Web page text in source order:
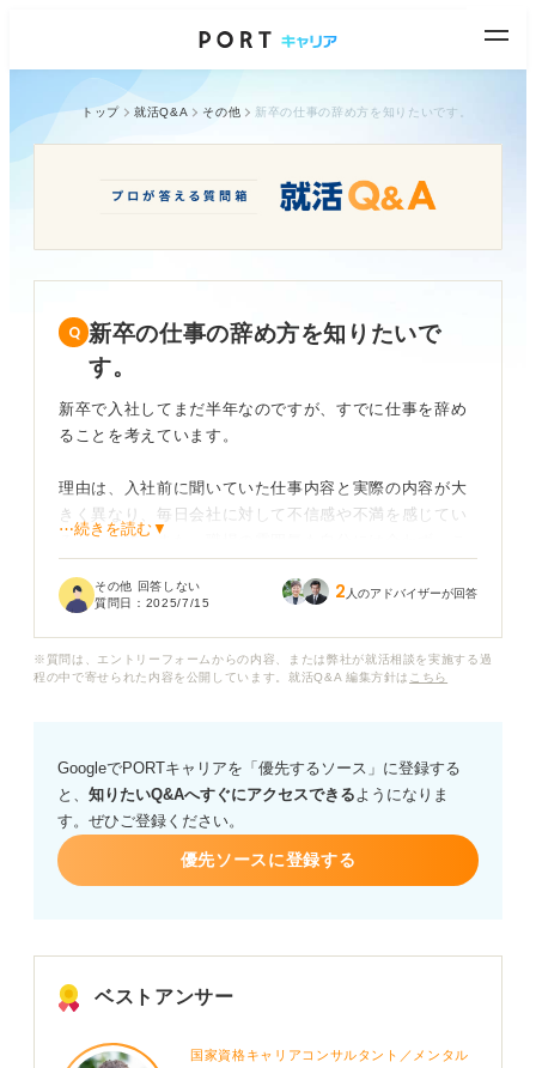
トップ 就活Q&A その他 新卒の仕事の辞め方を知りたいです。
新卒の仕事の辞め方を知りたいで
す。
新卒で入社してまだ半年なのですが、すでに仕事を辞め
ることを考えています。
理由は、入社前に聞いていた仕事内容と実際の内容が大
きく異なり、毎日会社に対して不信感や不満を感じてい
るからです。また、職場の雰囲気も自分には合わず、こ
ほうが良いと思いました。
自分が甘えているだけなのかとも思いますが、どうして
にどのような手順で辞めるのが適切なのでしょうか？ ま
た、新卒のこのタイミングで辞めることでの今後のキャ
リアへの影響などについても知っておきたいです。
新卒で早期に退職した方の体験談やアドバイスなどがあ
⋯続きを読む▼
その他 回答しない
質問日： 2025/7/15 2 人のアドバイザーが回答
※質問は、エントリーフォームからの内容、または弊社が就活相談を実施する過
程の中で寄せられた内容を公開しています。就活Q&A 編集方針は こちら
GoogleでPORTキャリアを「優先するソース」に登録する
と、 知りたいQ&Aへすぐにアクセスできるようになりま
す。ぜひご登録ください。
優先ソースに登録する
ベストアンサー
国家資格キャリアコンサルタント／メンタル